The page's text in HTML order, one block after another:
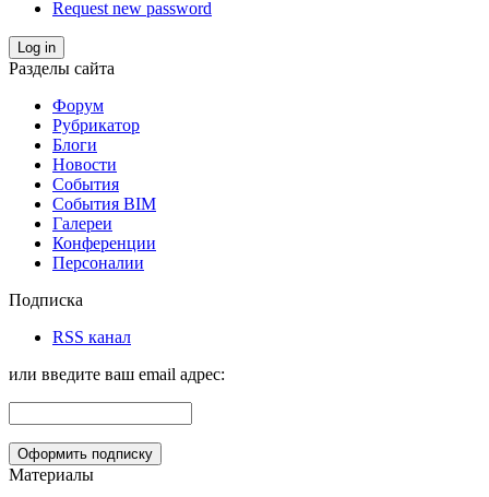
Request new password
Log in
Разделы сайта
Форум
Рубрикатор
Блоги
Новости
События
События BIM
Галереи
Конференции
Персоналии
Подписка
RSS канал
или введите ваш email адрес:
Материалы